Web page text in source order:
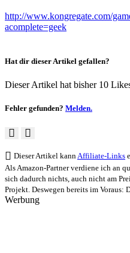
http://www.kongregate.com/
acomplete=geek
Hat dir dieser Artikel gefallen?
Dieser Artikel hat bisher 10
Fehler gefunden? Melden.
Dieser Artikel kannAffiliate-Links
Als Amazon-Partner verdiene ich an
sich dadurch nichts, auch nicht am
Projekt. Deswegen bereits im Voraus:
Werbung